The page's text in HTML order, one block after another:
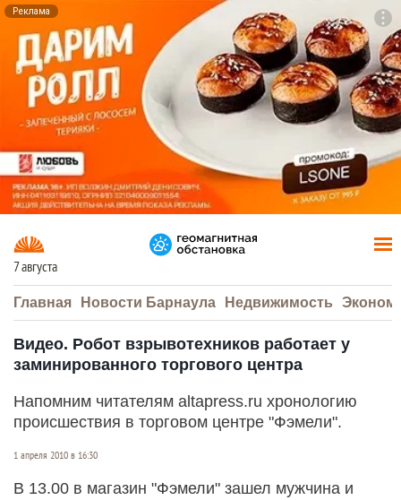
Реклама
7 августа
Главная Новости Барнаула Недвижимость
Видео. Робот взрывотехников работает у
заминированного торгового центра
Напомним читателям altapress.ru хронологию
происшествия в торговом центре "Фэмели".
1 апреля 2010 в 16:30
В 13.00 в магазин "Фэмели" зашел мужчина и